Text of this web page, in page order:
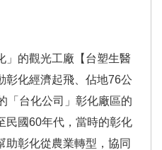
」的觀光工廠【台塑生醫
彰化經濟起飛、佔地76公
「台化公司」彰化廠區的
民國60年代，當時的彰化
助彰化從農業轉型，協同